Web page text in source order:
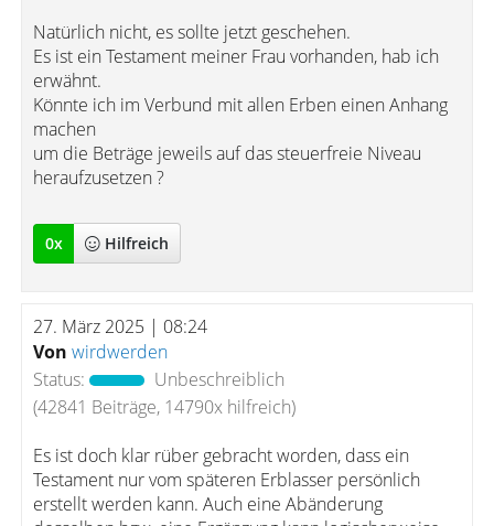
Natürlich nicht, es sollte jetzt geschehen.
Es ist ein Testament meiner Frau vorhanden, hab ich
erwähnt.
Könnte ich im Verbund mit allen Erben einen Anhang
machen
um die Beträge jeweils auf das steuerfreie Niveau
heraufzusetzen ?
0x Hilfreich
27. März 2025 | 08:24
Von wirdwerden
Status:
Unbeschreiblich
(42841 Beiträge, 14790x hilfreich)
Es ist doch klar rüber gebracht worden, dass ein
Testament nur vom späteren Erblasser persönlich
erstellt werden kann. Auch eine Abänderung